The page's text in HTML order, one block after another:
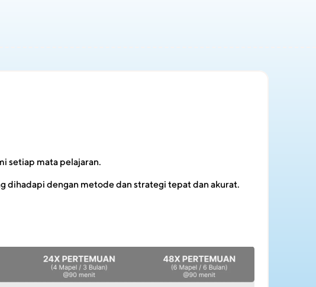
setiap mata pelajaran.
dihadapi dengan metode dan strategi tepat dan akurat.